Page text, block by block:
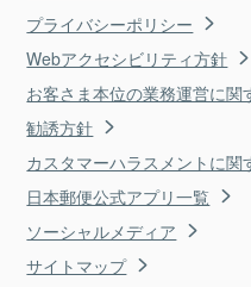
プライバシーポリシー
Webアクセシビリティ方針
お客さま本位の業務運営に関
勧誘方針
カスタマーハラスメントに関
日本郵便公式アプリ一覧
ソーシャルメディア
サイトマップ